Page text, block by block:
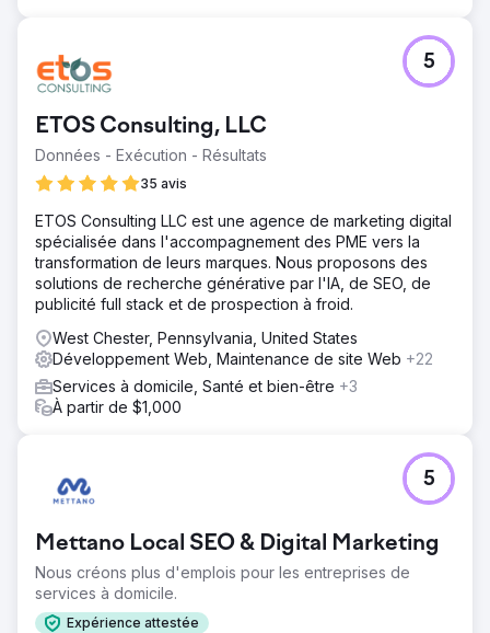
ETOS Consulting, LLC
Données - Exécution - Résultats
35 avis
5
ETOS Consulting LLC est une agence de marketing digital
spécialisée dans l'accompagnement des PME vers la
transformation de leurs marques. Nous proposons des
solutions de recherche générative par l'IA, de SEO, de
publicité full stack et de prospection à froid.
West Chester, Pennsylvania, United States
Développement Web, Maintenance de site Web +22
Services à domicile, Santé et bien-être +3
À partir de $1,000
Mettano Local SEO & Digital Marketing
Nous créons plus d'emplois pour les entreprises de
services à domicile.
Expérience attestée
5